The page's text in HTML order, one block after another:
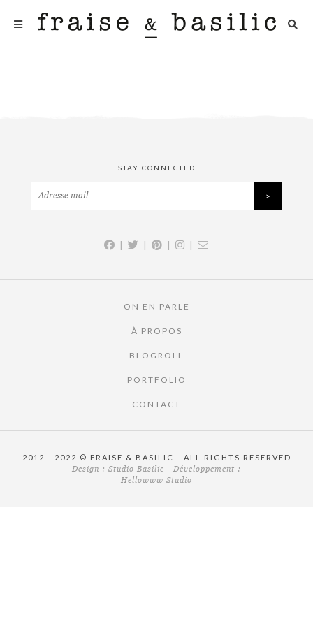
STAY CONNECTED
| | | |
ON EN PARLE
À PROPOS
BLOGROLL
PORTFOLIO
CONTACT
2012 - 2022 © FRAISE & BASILIC - ALL RIGHTS RESERVED
Design : Studio Basilic - Développement :
Hellowww Studio